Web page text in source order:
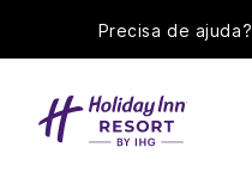
Precisa de ajuda?